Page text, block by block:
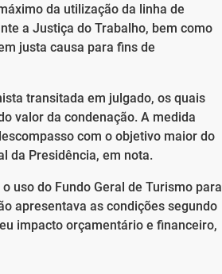
da utilização da linha de
a Justiça do Trabalho, bem como
justa causa para fins de
transitada em julgado, os quais
valor da condenação. A medida
com o objetivo maior do
da Presidência, em nota.
uso do Fundo Geral de Turismo para
apresentava as condições segundo
impacto orçamentário e financeiro,